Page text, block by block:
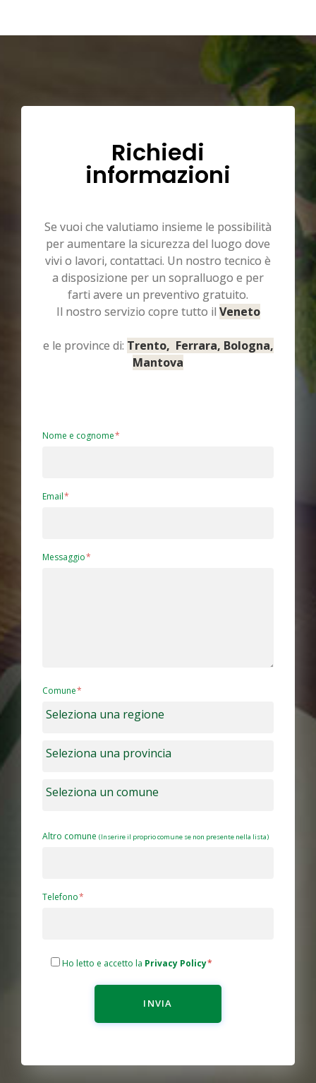
Richiedi
informazioni
Se vuoi che valutiamo insieme le possibilità
per aumentare la sicurezza del luogo dove
vivi o lavori, contattaci. Un nostro tecnico è
a disposizione per un sopralluogo e per
farti avere un preventivo gratuito.
Il nostro servizio copre tutto il Veneto
e le province di: Trento, Ferrara, Bologna,
Mantova
Nome e cognome
Email
Messaggio
Comune
Altro comune (Inserire il proprio comune se non presente nella lista)
Telefono
Ho letto e accetto la Privacy Policy